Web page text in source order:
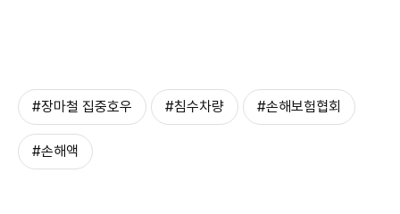
#장마철 집중호우 #침수차량 #손해보험협회
#손해액